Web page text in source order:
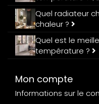
Quel radiateur
chaleur ?
Quel est le
température ?
Mon compte
Informations sur le